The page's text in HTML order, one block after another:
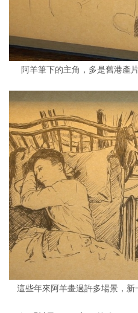
阿羊筆下的主角，多是舊港產
這些年來阿羊畫過許多場景，新